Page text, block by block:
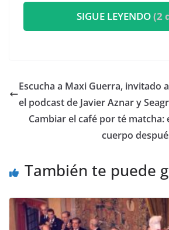
SIGUE LEYENDO(2
​Escucha a Maxi Guerra, invitado
el podcast de Javier Aznar y
Cambiar el café por té
cuerpo
También te puede